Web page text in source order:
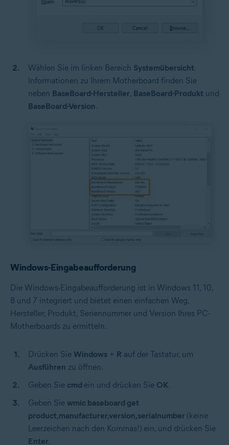
Wählen Sie im linken Bereich Systemübersicht.
Informationen zu Ihrem Motherboard finden Sie
neben BaseBoard-Hersteller, BaseBoard-Produkt und
BaseBoard-Version.
Windows-Eingabeaufforderung
Die Windows-Eingabeaufforderung ist in Windows 11, 10,
8 und 7 integriert und bietet einen einfachen Weg,
Hersteller, Produkt, Seriennummer und Version Ihres PC-
Motherboards zu ermitteln.
Drücken Sie Windows + R auf der Tastatur, um
Ausführen zu öffnen.
Geben Sie cmd ein und drücken Sie OK.
Geben Sie wmic baseboard get
product,manufacturer,version,serialnumber (keine
Leerzeichen nach den Kommas!) ein, und drücken Sie
Enter.